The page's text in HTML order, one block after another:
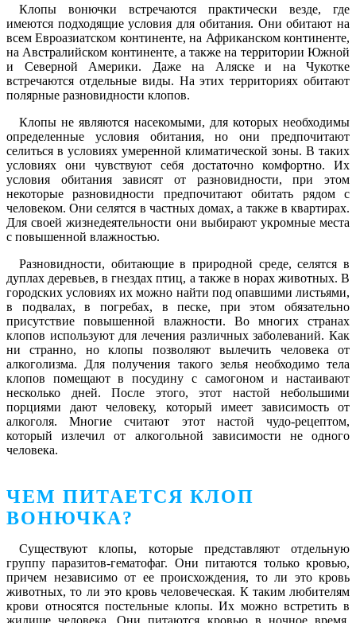
Клопы вонючки встречаются практически везде, где
имеются подходящие условия для обитания. Они обитают на
всем Евроазиатском континенте, на Африканском континенте,
на Австралийском континенте, а также на территории Южной
и Северной Америки. Даже на Аляске и на Чукотке
встречаются отдельные виды. На этих территориях обитают
полярные разновидности клопов.
Клопы не являются насекомыми, для которых необходимы
определенные условия обитания, но они предпочитают
селиться в условиях умеренной климатической зоны. В таких
условиях они чувствуют себя достаточно комфортно. Их
условия обитания зависят от разновидности, при этом
некоторые разновидности предпочитают обитать рядом с
человеком. Они селятся в частных домах, а также в квартирах.
Для своей жизнедеятельности они выбирают укромные места
с повышенной влажностью.
Разновидности, обитающие в природной среде, селятся в
дуплах деревьев, в гнездах птиц, а также в норах животных. В
городских условиях их можно найти под опавшими листьями,
в подвалах, в погребах, в песке, при этом обязательно
присутствие повышенной влажности. Во многих странах
клопов используют для лечения различных заболеваний. Как
ни странно, но клопы позволяют вылечить человека от
алкоголизма. Для получения такого зелья необходимо тела
клопов помещают в посудину с самогоном и настаивают
несколько дней. После этого, этот настой небольшими
порциями дают человеку, который имеет зависимость от
алкоголя. Многие считают этот настой чудо-рецептом,
который излечил от алкогольной зависимости не одного
человека.
ЧЕМ ПИТАЕТСЯ КЛОП
ВОНЮЧКА?
Существуют клопы, которые представляют отдельную
группу паразитов-гематофаг. Они питаются только кровью,
причем независимо от ее происхождения, то ли это кровь
животных, то ли это кровь человеческая. К таким любителям
крови относятся постельные клопы. Их можно встретить в